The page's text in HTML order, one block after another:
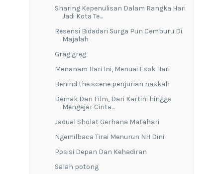
Sharing Kepenulisan Dalam Rangka Hari
Jadi Kota Te...
Resensi Bidadari Surga Pun Cemburu Di
Majalah
Grag greg
Menanam Hari Ini, Menuai Esok Hari
Behind the scene penjurian naskah
Demak Dan Film, Dari Kartini hingga
Mengejar Cinta...
Jadual Sholat Gerhana Matahari
Ngemilbaca Tirai Menurun NH Dini
Posisi Depan Dan Kehadiran
Salah potong